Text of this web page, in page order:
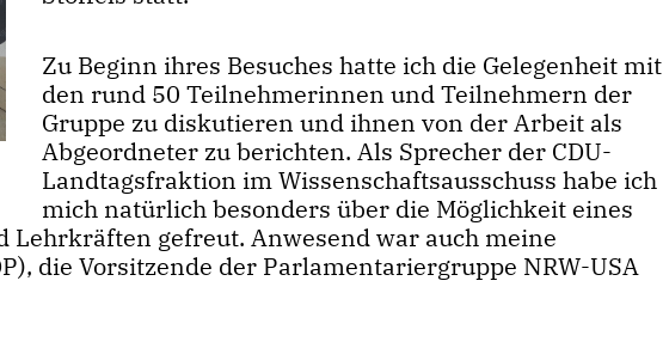
Zu Beginn ihres Besuches hatte ich die Gelegenheit mit
den rund 50 Teilnehmerinnen und Teilnehmern der
Gruppe zu diskutieren und ihnen von der Arbeit als
Abgeordneter zu berichten. Als Sprecher der CDU-
Landtagsfraktion im Wissenschaftsausschuss habe ich
mich natürlich besonders über die Möglichkeit eines
Lehrkräften gefreut. Anwesend war auch meine
die Vorsitzende der Parlamentariergruppe NRW-USA